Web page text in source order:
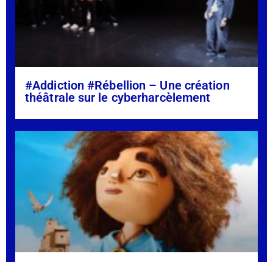
#Addiction #Rébellion – Une création
théâtrale sur le cyberharcèlement